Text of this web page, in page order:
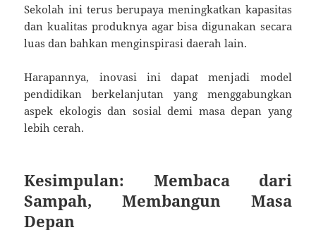
Sekolah ini terus berupaya meningkatkan kapasitas
dan kualitas produknya agar bisa digunakan secara
luas dan bahkan menginspirasi daerah lain.
Harapannya, inovasi ini dapat menjadi model
pendidikan berkelanjutan yang menggabungkan
aspek ekologis dan sosial demi masa depan yang
lebih cerah.
Kesimpulan: Membaca dari
Sampah, Membangun Masa
Depan